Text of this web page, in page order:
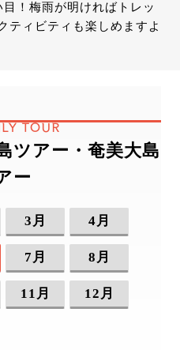
！梅雨が明ければトレッ
ティビティも楽しめますよ
TOUR
ツアー・奄美大島
ー
3月 4月
7月 8月
11月 12月